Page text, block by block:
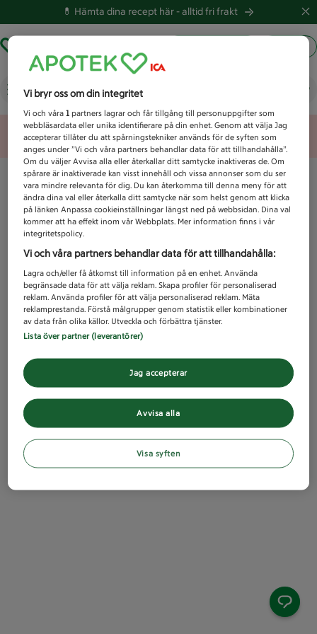
💊 Hämta dina recept här -alltid fri frakt
Vad letar du efter idag?
Unknown error
Vi bryr oss om din integritet
Vi och våra1 partners lagrar och får tillgång till personuppgifter som
webbläsardata eller unika identifierare på din enhet. Genom att välja Jag
accepterar tillåter du att spårningstekniker används för de syften som
anges under ”Vi och våra partners behandlar data för att tillhandahålla”.
Om du väljer Avvisa alla eller återkallar ditt samtycke inaktiveras de. Om
spårare är inaktiverade kan visst innehåll och vissa annonser som du ser
vara mindre relevanta för dig. Du kan återkomma till denna meny för att
ändra dina val eller återkalla ditt samtycke när som helst genom att klicka
på länken Anpassa cookieinställningar längst ned på webbsidan. Dina val
kommer att ha effekt inom vår Webbplats. Mer information finns i vår
integritetspolicy.
Vi och våra partners behandlar data för att tillhandahålla:
Lagra och/eller få åtkomst till information på en enhet. Använda
begränsade data för att välja reklam. Skapa profiler för personaliserad
reklam. Använda profiler för att välja personaliserad reklam. Mäta
reklamprestanda. Förstå målgrupper genom statistik eller kombinationer
av data från olika källor. Utveckla och förbättra tjänster.
Lista över partner (leverantörer)
Avvisa alla
Jag accepterar
Visa syften